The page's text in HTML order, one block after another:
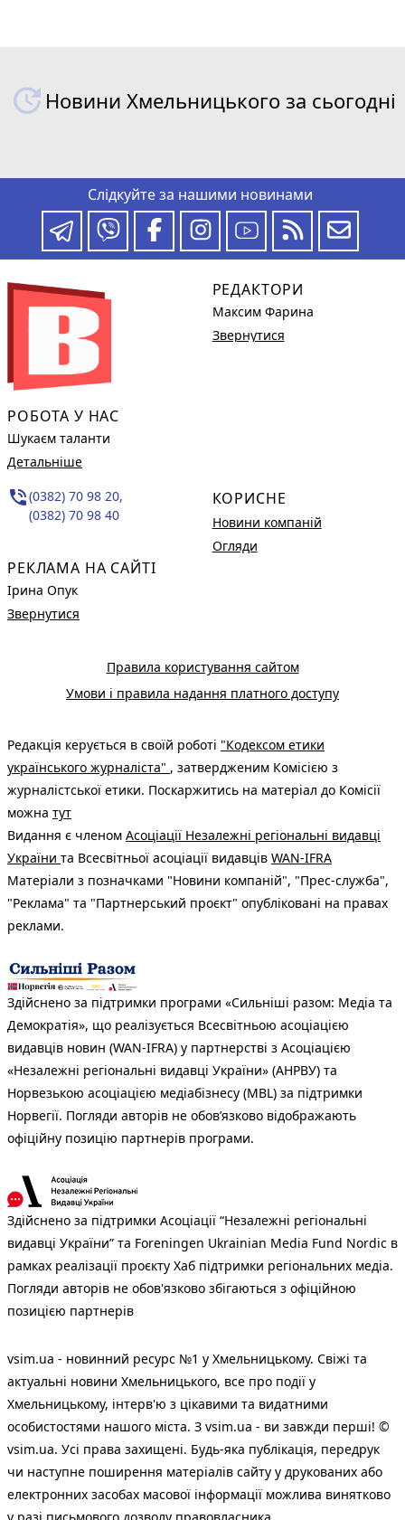
Новини Хмельницького за сьогодні
Слідкуйте за нашими новинами
РОБОТА У НАС
Шукаєм таланти
Детальніше
phone_in_talk(0382) 70 98 20,
(0382) 70 98 40
РЕКЛАМА НА САЙТІ
Ірина Опук
Звернутися
РЕДАКТОРИ
Максим Фарина
Звернутися
КОРИСНЕ
Новини компаній
Огляди
Правила користування сайтом
Умови і правила надання платного доступу
Редакція керується в своїй роботі "Кодексом етики
українського журналіста" , затвердженим Комісією з
журналістської етики. Поскаржитись на матеріал до Комісії
можна тут
Видання є членом Асоціації Незалежні регіональні видавці
України та Всесвітньої асоціації видавців WAN-IFRA
Матеріали з позначками "Новини компаній", "Прес-служба",
"Реклама" та "Партнерський проєкт" опубліковані на правах
реклами.
Здійснено за підтримки програми «Сильніші разом: Медіа та
Демократія», що реалізується Всесвітньою асоціацією
видавців новин (WAN-IFRA) у партнерстві з Асоціацією
«Незалежні регіональні видавці України» (АНРВУ) та
Норвезькою асоціацією медіабізнесу (MBL) за підтримки
Норвегії. Погляди авторів не обов’язково відображають
офіційну позицію партнерів програми.
Здійснено за підтримки Асоціації “Незалежні регіональні
видавці України” та Foreningen Ukrainian Media Fund Nordic в
рамках реалізації проєкту Хаб підтримки регіональних медіа.
Погляди авторів не обов'язково збігаються з офіційною
позицією партнерів
vsim.ua - новинний ресурс №1 у Хмельницькому. Свіжі та
актуальні новини Хмельницького, все про події у
Хмельницькому, інтерв'ю з цікавими та видатними
особистостями нашого міста. З vsim.ua - ви завжди перші! ©
vsim.ua. Усі права захищені. Будь-яка публiкацiя, передрук
чи наступне поширення матеріалів сайту у друкованих або
електронних засобах масової інформації можлива винятково